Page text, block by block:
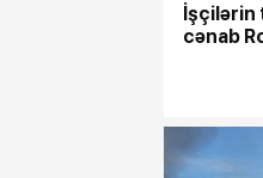
İşçilərin
cənab